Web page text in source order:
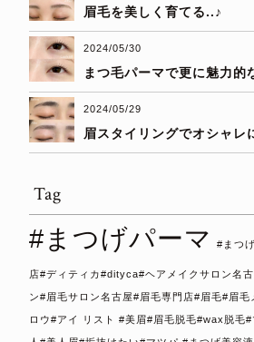
眉毛を美しく育てる..♪
2024/05/30
まつ毛パーマで更に魅力的
2024/05/29
眉スタイリングでオシャレ
Tag
#まつげパーマ #まつ
店#ディティカ#dityca#ヘアメイクサロン名
ン#眉毛サロン名古屋#眉毛専門店#眉毛#眉
ロウ#アイ リスト #美眉#眉毛脱毛#wax脱毛